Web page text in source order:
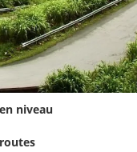
niveau